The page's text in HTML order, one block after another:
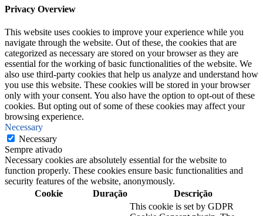
Privacy Overview
This website uses cookies to improve your experience while you
navigate through the website. Out of these, the cookies that are
categorized as necessary are stored on your browser as they are
essential for the working of basic functionalities of the website. We
also use third-party cookies that help us analyze and understand how
you use this website. These cookies will be stored in your browser
only with your consent. You also have the option to opt-out of these
cookies. But opting out of some of these cookies may affect your
browsing experience.
Necessary
Necessary
Sempre ativado
Necessary cookies are absolutely essential for the website to
function properly. These cookies ensure basic functionalities and
security features of the website, anonymously.
Cookie
Duração Descrição
This cookie is set by GDPR